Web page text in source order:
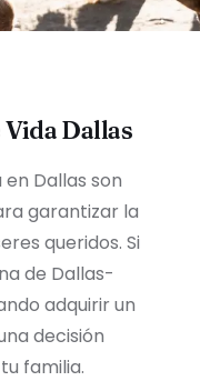
Vida Dallas
en Dallas son
garantizar la
queridos. Si
de Dallas-
adquirir un
decisión
familia.